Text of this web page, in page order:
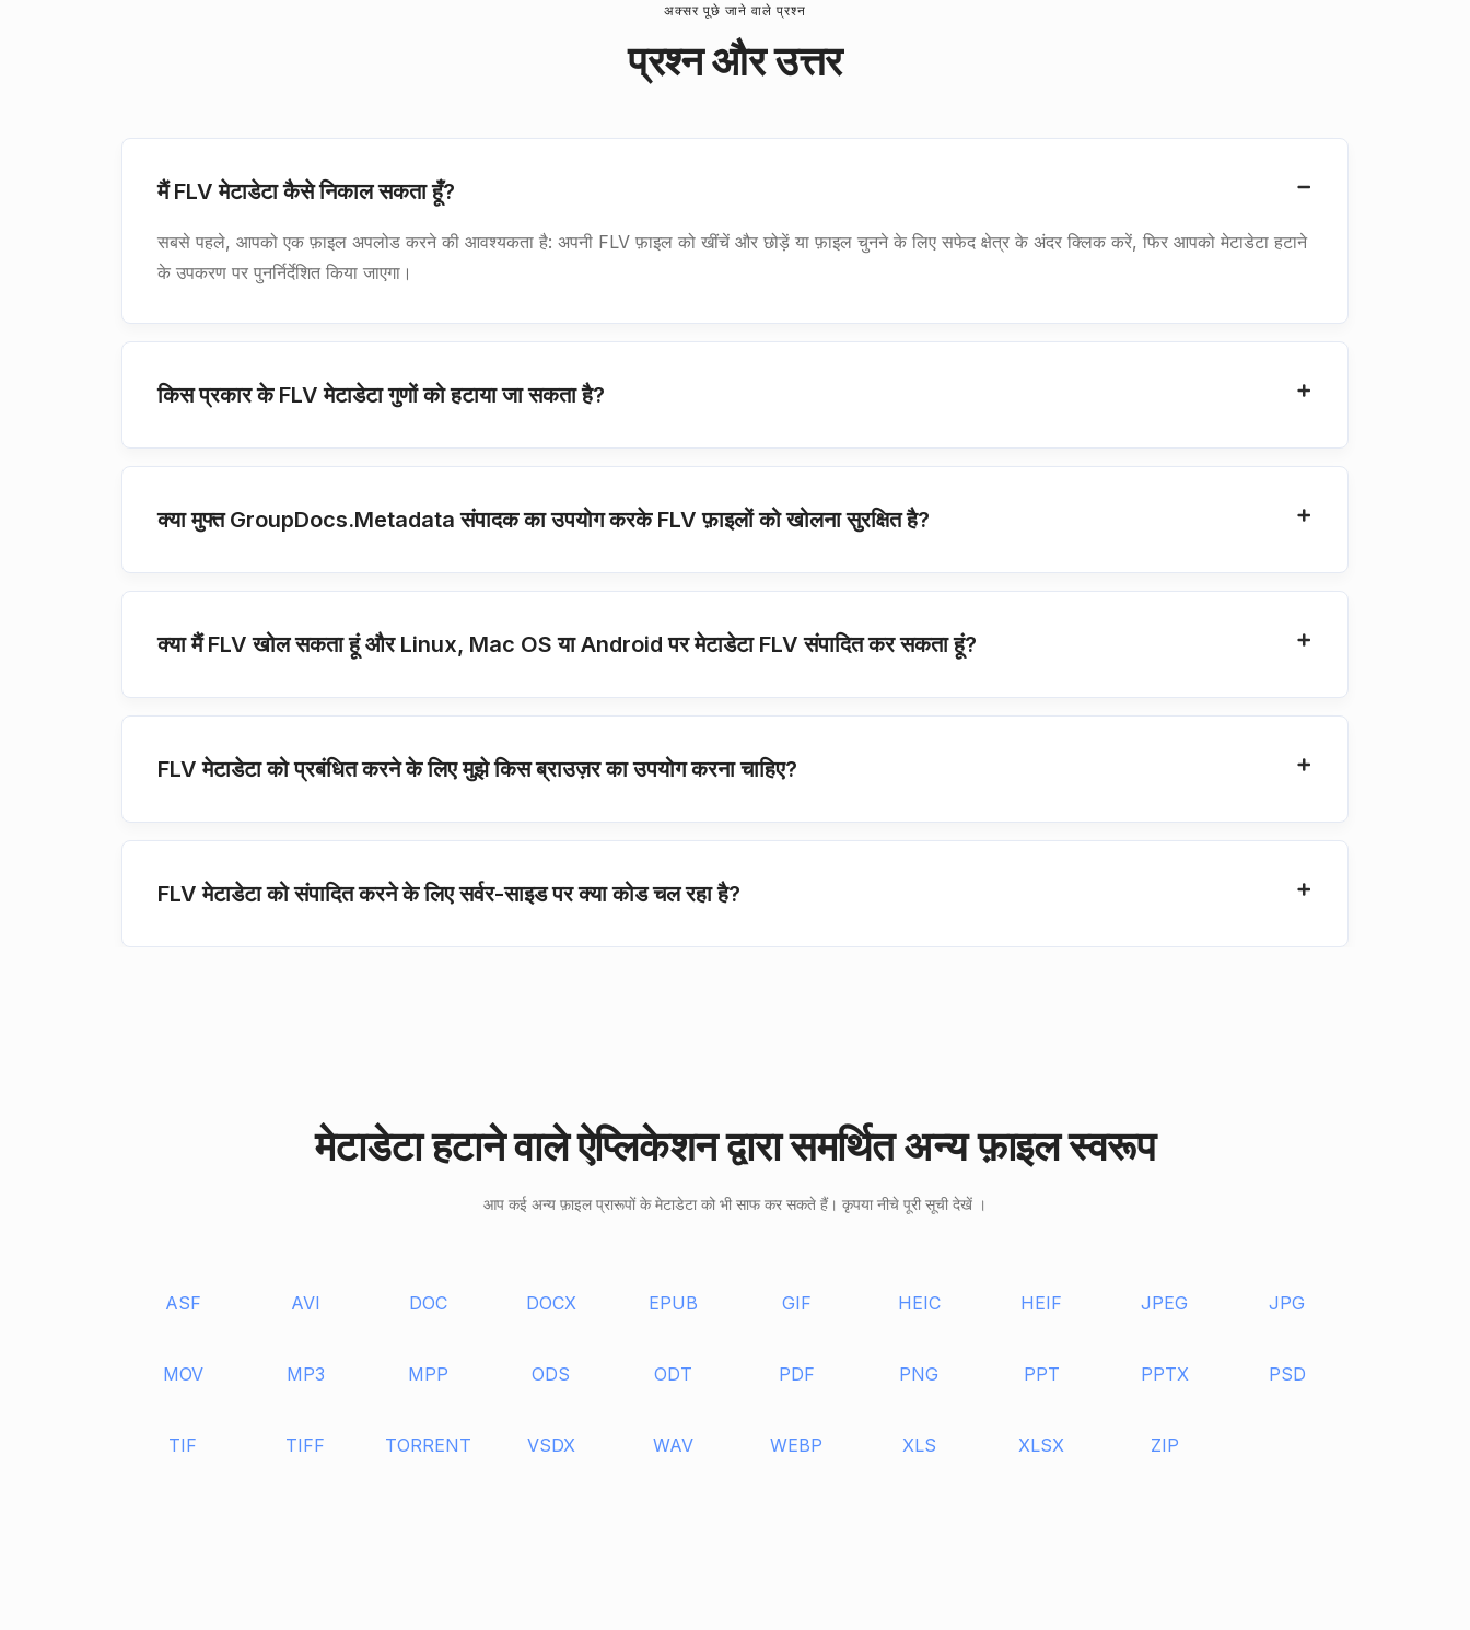
अक्सर पूछे जाने वाले प्रश्न
प्रश्न और उत्तर
मैं FLV मेटाडेटा कैसे निकाल सकता हूँ?
सबसे पहले, आपको एक फ़ाइल अपलोड करने की आवश्यकता है: अपनी FLV फ़ाइल को खींचें और छोड़ें या फ़ाइल चुनने के लिए सफेद क्षेत्र के अंदर क्लिक करें, फिर आपको मेटाडेटा हटाने
के उपकरण पर पुनर्निर्देशित किया जाएगा।
किस प्रकार के FLV मेटाडेटा गुणों को हटाया जा सकता है?
क्या मुफ्त GroupDocs.Metadata संपादक का उपयोग करके FLV फ़ाइलों को खोलना सुरक्षित है?
क्या मैं FLV खोल सकता हूं और Linux, Mac OS या Android पर मेटाडेटा FLV संपादित कर सकता हूं?
FLV मेटाडेटा को प्रबंधित करने के लिए मुझे किस ब्राउज़र का उपयोग करना चाहिए?
FLV मेटाडेटा को संपादित करने के लिए सर्वर-साइड पर क्या कोड चल रहा है?
मेटाडेटा हटाने वाले ऐप्लिकेशन द्वारा समर्थित अन्य फ़ाइल स्वरूप
आप कई अन्य फ़ाइल प्रारूपों के मेटाडेटा को भी साफ कर सकते हैं। कृपया नीचे पूरी सूची देखें ।
ASF AVI DOC DOCX EPUB GIF HEIC HEIF JPEG JPG
MOV MP3 MPP ODS ODT PDF PNG PPT PPTX PSD
TIF TIFF TORRENT VSDX WAV WEBP XLS XLSX ZIP